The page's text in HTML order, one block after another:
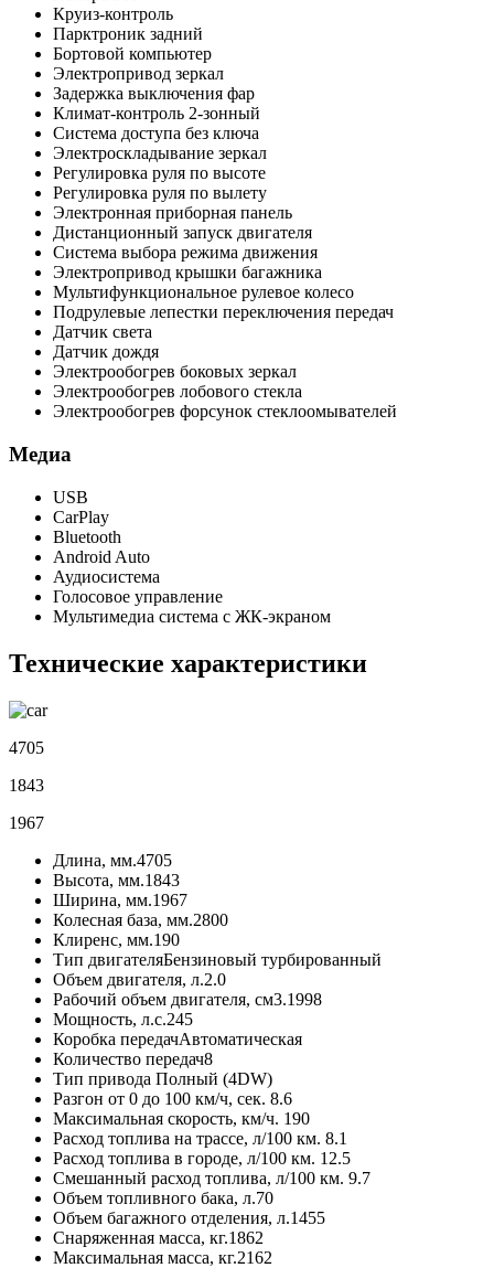
Круиз-контроль
Парктроник задний
Бортовой компьютер
Электропривод зеркал
Задержка выключения фар
Климат-контроль 2-зонный
Система доступа без ключа
Электроскладывание зеркал
Регулировка руля по высоте
Регулировка руля по вылету
Электронная приборная панель
Дистанционный запуск двигателя
Система выбора режима движения
Электропривод крышки багажника
Мультифункциональное рулевое колесо
Подрулевые лепестки переключения передач
Датчик света
Датчик дождя
Электрообогрев боковых зеркал
Электрообогрев лобового стекла
Электрообогрев форсунок стеклоомывателей
Медиа
USB
CarPlay
Bluetooth
Android Auto
Аудиосистема
Голосовое управление
Мультимедиа система с ЖК-экраном
Технические характеристики
4705
1843
1967
Длина, мм.4705
Высота, мм.1843
Ширина, мм.1967
Колесная база, мм.2800
Клиренс, мм.190
Тип двигателяБензиновый турбированный
Объем двигателя, л.2.0
Рабочий объем двигателя, см3.1998
Мощность, л.с.245
Коробка передачАвтоматическая
Количество передач8
Тип привода Полный (4DW)
Разгон от 0 до 100 км/ч, сек. 8.6
Максимальная скорость, км/ч. 190
Расход топлива на трассе, л/100 км. 8.1
Расход топлива в городе, л/100 км. 12.5
Смешанный расход топлива, л/100 км. 9.7
Объем топливного бака, л.70
Объем багажного отделения, л.1455
Снаряженная масса, кг.1862
Максимальная масса, кг.2162